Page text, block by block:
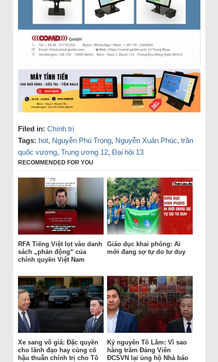
Filed in: Chính trị
Tags: hot, Nguyễn Phú Trọng, Nguyễn Xuân Phúc, trần
quốc vượng, Trung ương 12, Đại hội 13
RECOMMENDED FOR YOU
RFA Tiếng Việt lọt vào danh
sách „phản động“ của
chính quyền Việt Nam
Giáo dục khai phóng: Ai
mới đang sợ tự do tư duy
Xe sang vô giá: Đặc quyền
cho lãnh đạo hay củng cố
hậu thuẫn chính trị cho Tô
Kỷ nguyên Tô Lâm: Vì sao
hàng trăm Đảng Viên
ĐCSVN lại ủng hộ Nhà báo